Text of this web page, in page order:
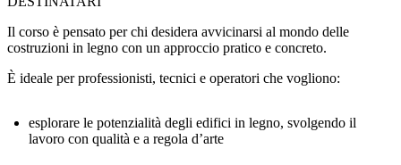
Il corso è pensato per chi desidera avvicinarsi al mondo delle
costruzioni in legno con un approccio pratico e concreto.
È ideale per professionisti, tecnici e operatori che vogliono:
esplorare le potenzialità degli edifici in legno, svolgendo il
lavoro con qualità e a regola d’arte